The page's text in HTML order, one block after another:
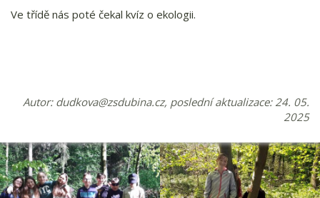
Ve třídě nás poté čekal kvíz o ekologii.
Autor: dudkova@zsdubina.cz, poslední aktualizace: 24. 05.
2025